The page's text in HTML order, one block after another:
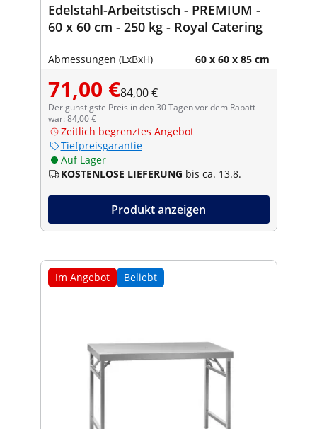
Edelstahl-Arbeitstisch - PREMIUM -
60 x 60 cm - 250 kg - Royal Catering
Abmessungen (LxBxH) 60 x 60 x 85 cm
71,00 €84,00 €
Der günstigste Preis in den 30 Tagen vor dem Rabatt
war: 84,00 €
Zeitlich begrenztes Angebot
Tiefpreisgarantie
Auf Lager
KOSTENLOSE LIEFERUNG bis ca. 13.8.
Produkt anzeigen
Im Angebot Beliebt